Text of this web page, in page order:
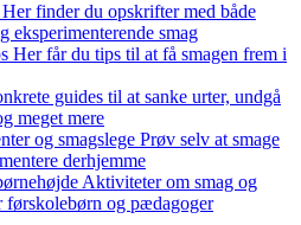
Her finder du opskrifter med både
eksperimenterende smag
Her får du tips til at få smagen frem i
guides til at sanke urter, undgå
meget mere
og smagslege Prøv selv at smage
derhjemme
Aktiviteter om smag og
førskolebørn og pædagoger